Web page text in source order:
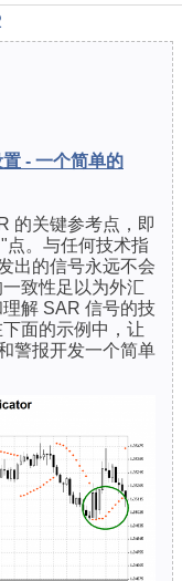
- 一个简单的
的关键参考点，即
点。与任何技术指
出的信号永远不会
致性足以为外汇
解 SAR 信号的技
面的示例中，让
警报开发一个简单